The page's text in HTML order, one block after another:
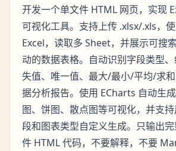
开发一个单文件 HTML 网页，实现
可视化工具。支持上传 .xlsx/.xls，
Excel，读取多 Sheet，并展示可搜
动的数据表格。自动识别字段类型
失值、唯一值、最大/最小/平均/求
据分析报告。使用 ECharts 自动生
图、饼图、散点图等可视化，并支
段和图表类型自定义生成。只输出
件 HTML 代码，不要解释，不要